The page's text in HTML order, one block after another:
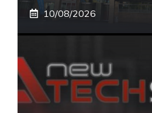
10/08/2026